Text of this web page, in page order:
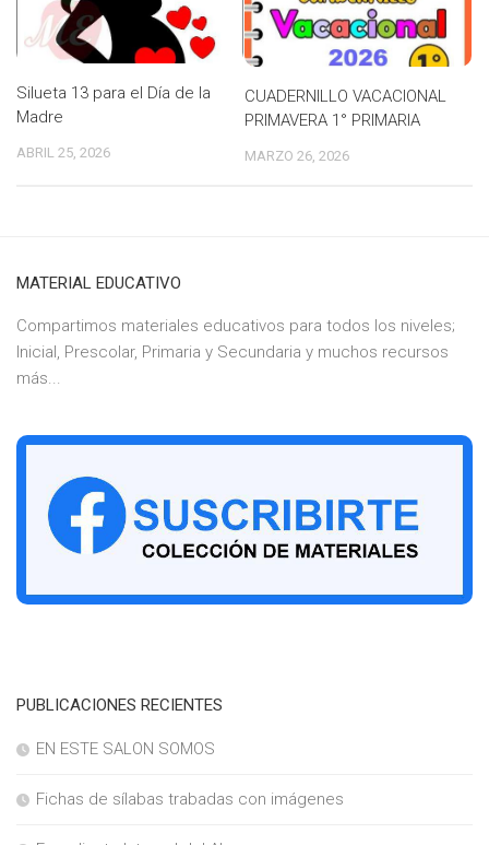
Silueta 13 para el Día de la
Madre
ABRIL 25, 2026
CUADERNILLO VACACIONAL
PRIMAVERA 1° PRIMARIA
MARZO 26, 2026
MATERIAL EDUCATIVO
Compartimos materiales educativos para todos los niveles;
Inicial, Prescolar, Primaria y Secundaria y muchos recursos
más...
PUBLICACIONES RECIENTES
EN ESTE SALON SOMOS
Fichas de sílabas trabadas con imágenes